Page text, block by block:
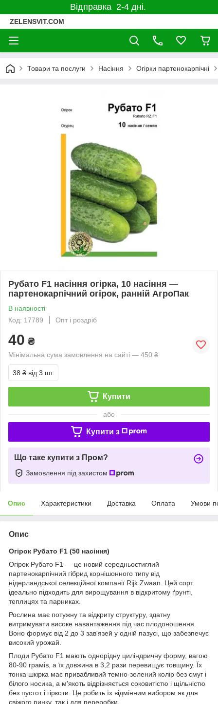
Відправка 2-4 дні.
ZELENSVIT.COM
Товари та послуги Насіння Огірки партенокарпічні
Рубато F1 насіння огірка, 10 насіння —
партенокарпічний огірок, ранній АгроПак
В наявності
Код: 17789
Опт і роздріб
40 ₴
Мінімальна сума замовлення на сайті — 450 ₴
38 ₴ від 3 шт.
Купити
або
Купити з
Що таке купити з Пром?
Замовлення під захистом
Опис Характеристики Доставка Оплата Умови
Опис
Огірок Рубато F1 (50 насіння)
Огірок Рубато F1 — це новий середньостиглий
партенокарпічний гібрид корнішонного типу від
нідерландської селекційної компанії Rijk Zwaan. Цей сорт
ідеально підходить для вирощування в відкритому ґрунті,
теплицях та парниках.
Рослина має потужну та відкриту структуру, здатну
витримувати високе навантаження під час плодоношення.
Воно формує від 2 до 3 зав'язей у одній пазусі, що забезпечує
високий урожай.
Плоди Рубато F1 мають однорідну циліндричну форму, вагою
80-90 грамів, а їх довжина в 3,2 рази перевищує товщину. Їх
тонка шкірка має привабливий темно-зелений колір без смуг і
білого носика, а м'якоть відрізняється соковитістю і щільністю
без пустот і гіркоти. Це робить їх відмінним вибором як для
свіжого ринку, так і для переробки.